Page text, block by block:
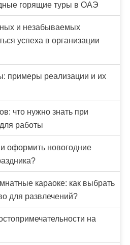
горящие туры в ОАЭ
и незабываемых
успеха в организации
примеры реализации и их
что нужно знать при
работы
оформить новогодние
караоке: как выбрать
для развлечений?
на